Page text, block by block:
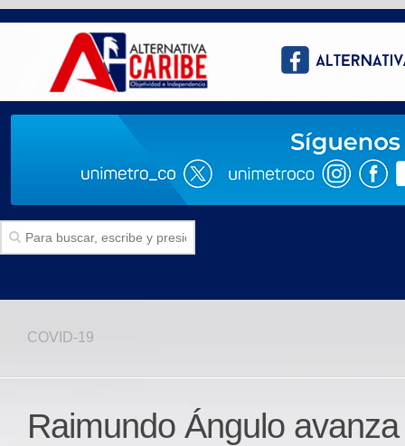
Politica
Deportes
COVID-19
Raimundo Ángulo